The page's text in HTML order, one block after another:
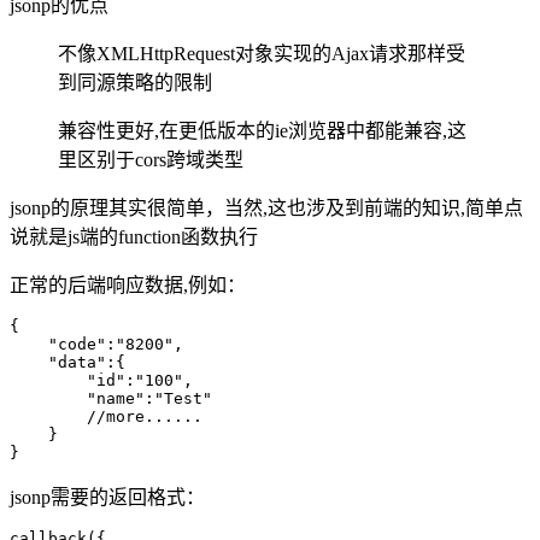
jsonp的优点
不像XMLHttpRequest对象实现的Ajax请求那样受
到同源策略的限制
兼容性更好,在更低版本的ie浏览器中都能兼容,这
里区别于cors跨域类型
jsonp的原理其实很简单，当然,这也涉及到前端的知识,简单点
说就是js端的function函数执行
正常的后端响应数据,例如：
{
    "code"
: "8200 " ,
    "data"
: {
        "id"
: " 100 " ,
        "name"
: "Test "
        //more......
    }
}
jsonp需要的返回格式：